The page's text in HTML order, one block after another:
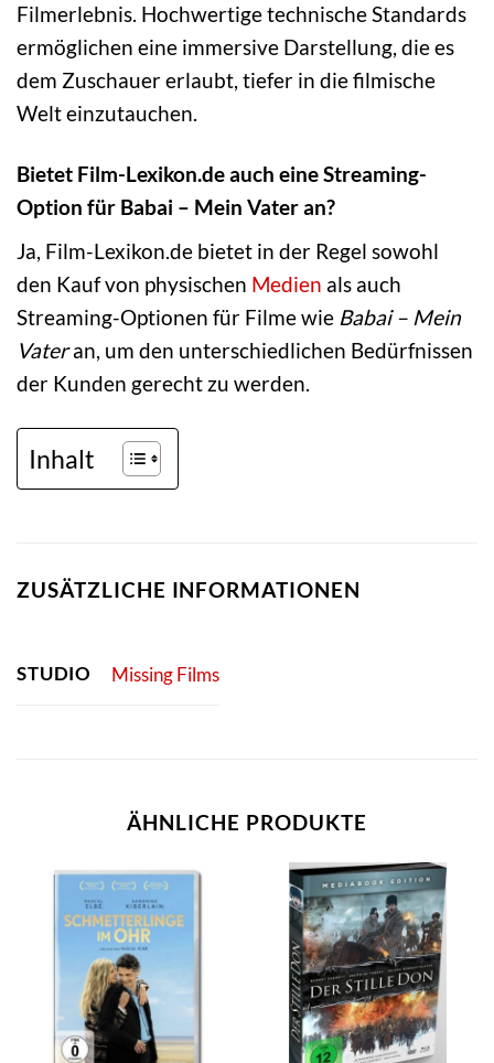
Filmerlebnis. Hochwertige technische Standards
ermöglichen eine immersive Darstellung, die es
dem Zuschauer erlaubt, tiefer in die filmische
Welt einzutauchen.
Bietet Film-Lexikon.de auch eine Streaming-
Option für Babai – Mein Vater an?
Ja, Film-Lexikon.de bietet in der Regel sowohl
den Kauf von physischen Medien als auch
Streaming-Optionen für Filme wie Babai – Mein
Vateran, um den unterschiedlichen Bedürfnissen
der Kunden gerecht zu werden.
Inhalt
ZUSÄTZLICHE INFORMATIONEN
STUDIO Missing Films
ÄHNLICHE PRODUKTE